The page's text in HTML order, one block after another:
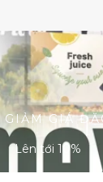
GIÁ
Lên tới 10%